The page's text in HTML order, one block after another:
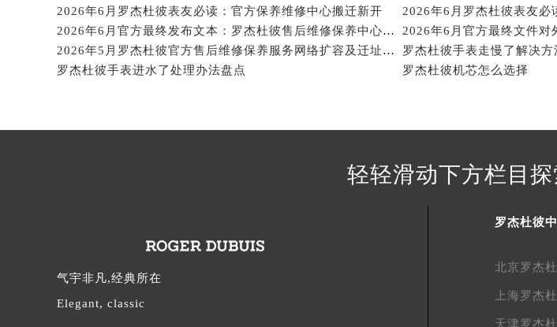
辽宁省沈阳市沈河区中街路83号亨得利名表维修授权店1楼罗杰杜彼售后
北京市朝阳区建国门外大街甲6号华熙国际中心D座11层1102室罗杰杜彼
北京市东城区东长安街1号王府井东方广场W3座6层602室罗杰杜彼售后服
河北省保定市竞秀区朝阳北大街北国先天下罗杰杜彼售后服务中心（需提
内蒙古自治区赤峰市红山区哈达街罗杰杜彼售后服务中心（需提前预约）
内蒙古自治区鄂尔多斯市东胜区伊金霍洛街罗杰杜彼售后服务中心（需提
内蒙古自治区呼伦贝尔市海拉尔区中央街罗杰杜彼售后服务中心（需提前
内蒙古自治区通辽市科尔沁区明仁大街罗杰杜彼售后服务中心（需提前预
内蒙古自治区乌海市海勃湾区人民南路罗杰杜彼售后服务中心（需提前预
内蒙古自治区乌兰察布市集宁区恩和大街罗杰杜彼售后服务中心（需提前
内蒙古自治区锡林郭勒盟市锡林浩特市光明街与额尔敦路交叉口罗杰杜彼
内蒙古自治区兴安盟市乌兰浩特市兴安大街罗杰杜彼售后服务中心（需提
2026年6月罗杰杜彼表友必读：官方保养维修中心搬迁新开
2026年6月罗杰杜彼表友必
2026年6月官方最终发布文本：罗杰杜彼售后维修保养中心搬迁与新增
2026年5月罗杰杜彼官方售后维修保养服务网络扩容及迁址补充公告
罗杰杜彼手表走慢了解决方
罗杰杜彼手表进水了处理办法盘点
罗杰杜彼机芯怎么选择
轻轻滑动下方栏目
气宇非凡,经典所在
Elegant, classic
罗杰杜彼
北京罗杰
上海罗杰
天津罗杰